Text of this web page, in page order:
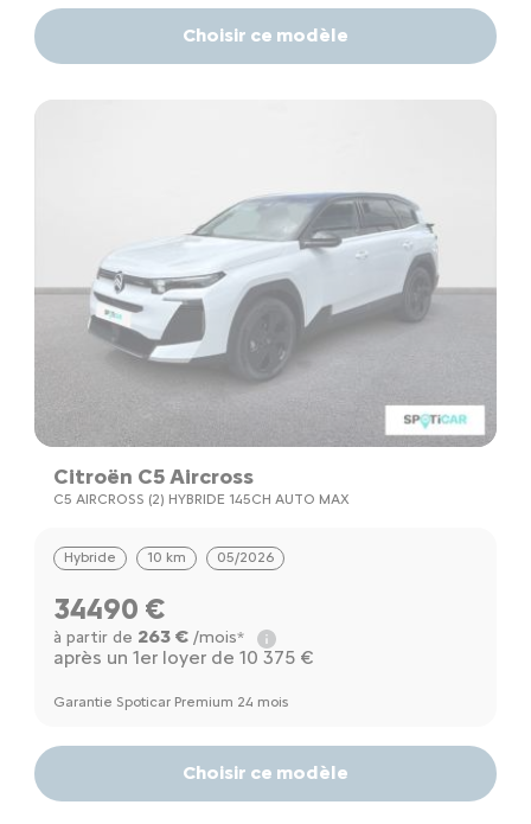
Choisir ce modèle
Citroën C5 Aircross
C5 AIRCROSS (2) HYBRIDE 145CH AUTO MAX
Hybride 10 km 05/2026
34490 €
à partir de 263 €/mois*
après un 1er loyer de 10 375 €
Garantie Spoticar Premium 24 mois
Choisir ce modèle